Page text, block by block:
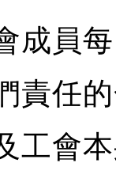
成員
責任
工會